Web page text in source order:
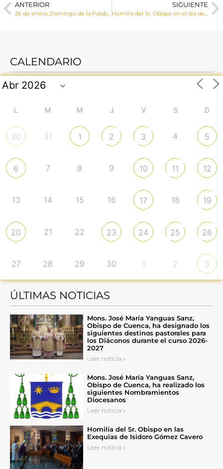
ANTERIOR
26 de enero, Domingo de la Palabra de Dios con el lema “Espero en tu Palabra” (Sal 119,74)
SIGUIENTE
Homilía del Sr. Obispo en el día de San Julián, patrón de la diócesis y la ciudad de Cuenca
CALENDARIO
L M M J V S D
30 31 1 2 3 4 5
6 7 8 9 10 11 12
13 14 15 16 17 18 19
20 21 22 23 24 25 26
27 28 29 30 1 2 3
ÚLTIMAS NOTICIAS
Mons. José María Yanguas Sanz,
Obispo de Cuenca, ha designado los
siguientes destinos pastorales para
los Diáconos durante el curso 2026-
2027
Leer noticia »
Mons. José María Yanguas Sanz,
Obispo de Cuenca, ha realizado los
siguientes Nombramientos
Diocesanos
Leer noticia »
Homilía del Sr. Obispo en las
Exequias de Isidoro Gómez Cavero
Leer noticia »